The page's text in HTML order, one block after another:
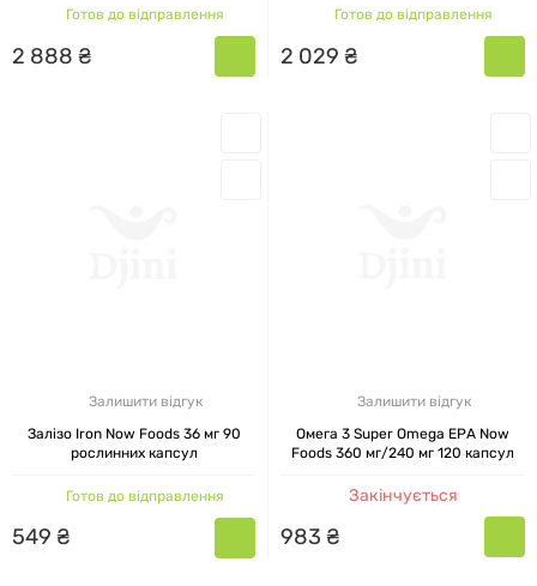
Готов до відправлення
2 888 ₴
капсул
Готов до відправлення
2 029 ₴
Залишити відгук
Залізо Iron Now Foods 36 мг 90
рослинних капсул
Готов до відправлення
549 ₴
Залишити відгук
Омега 3 Super Omega EPA Now
Foods 360 мг/240 мг 120 капсул
Закінчується
983 ₴